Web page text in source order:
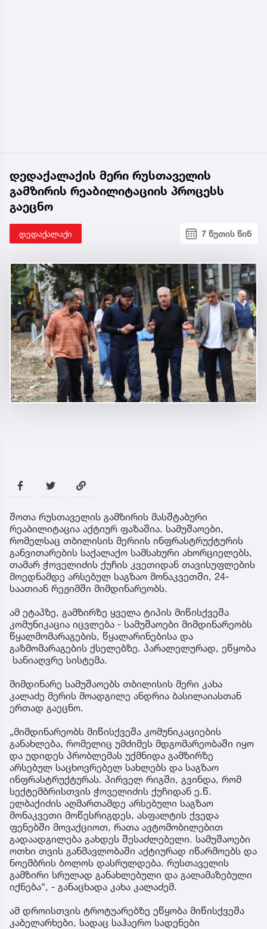
დედაქალაქის მერი რუსთაველის
გამზირის რეაბილიტაციის პროცესს
გაეცნო
დედაქალაქი 7 წუთის წინ
შოთა რუსთაველის გამზირის მასშტაბური
რეაბილიტაცია აქტიურ ფაზაშია. სამუშაოები,
რომელსაც თბილისის მერიის ინფრასტრუქტურის
განვითარების საქალაქო სამსახური ახორციელებს,
თამარ ჭოველიძის ქუჩის კვეთიდან თავისუფლების
მოედნამდე არსებულ საგზაო მონაკვეთში, 24-
საათიან რეჟიმში მიმდინარეობს.
ამ ეტაპზე, გამზირზე ყველა ტიპის მიწისქვეშა
კომუნიკაცია იცვლება - სამუშაოები მიმდინარეობს
წყალმომარაგების, წყალარინებისა და
გაზმომარაგების ქსელებზე. პარალელურად, ეწყობა
სანიაღვრე სისტემა.
მიმდინარე სამუშაოებს თბილისის მერი კახა
კალაძე მერის მოადგილე ანდრია ბასილაიასთან
ერთად გაეცნო.
„მიმდინარეობს მიწისქვეშა კომუნიკაციების
განახლება, რომელიც უმძიმეს მდგომარეობაში იყო
და უდიდეს პრობლემას უქმნიდა გამზირზე
არსებულ საცხოვრებელ სახლებს და საგზაო
ინფრასტრუქტურას. პირველ რიგში, გვინდა, რომ
სექტემბრისთვის ჭოველიძის ქუჩიდან ე.წ.
ელბაქიძის აღმართამდე არსებული საგზაო
მონაკვეთი მოწესრიგდეს, ასფალტის ქვედა
ფენებში მოვაქციოთ, რათა ავტომობილებით
გადაადგილება გახდეს შესაძლებელი. სამუშაოები
ოთხი თვის განმავლობაში აქტიურად იწარმოებს და
ნოემბრის ბოლოს დასრულდება. რუსთაველის
გამზირი სრულად განახლებული და გალამაზებული
იქნება“, - განაცხადა კახა კალაძემ.
ამ დროისთვის ტროტუარებზე ეწყობა მიწისქვეშა
კაბელარხები, სადაც საჰაერო სადენები